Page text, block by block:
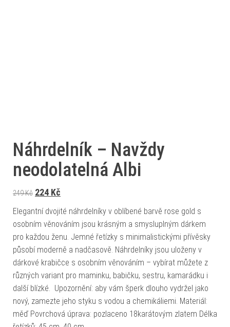
Náhrdelník – Navždy
neodolatelná Albi
249Kč Původní cena byla: 249 Kč.
224 Kč
Elegantní dvojité náhrdelníky v oblíbené barvě rose gold s
osobním věnováním jsou krásným a smysluplným dárkem
pro každou ženu. Jemné řetízky s minimalistickými přívěsky
působí moderně a nadčasově. Náhrdelníky jsou uloženy v
dárkové krabičce s osobním věnováním – vybírat můžete z
různých variant pro maminku, babičku, sestru, kamarádku i
další blízké. Upozornění: aby vám šperk dlouho vydržel jako
nový, zamezte jeho styku s vodou a chemikáliemi. Materiál:
měď Povrchová úprava: pozlaceno 18karátovým zlatem Délka